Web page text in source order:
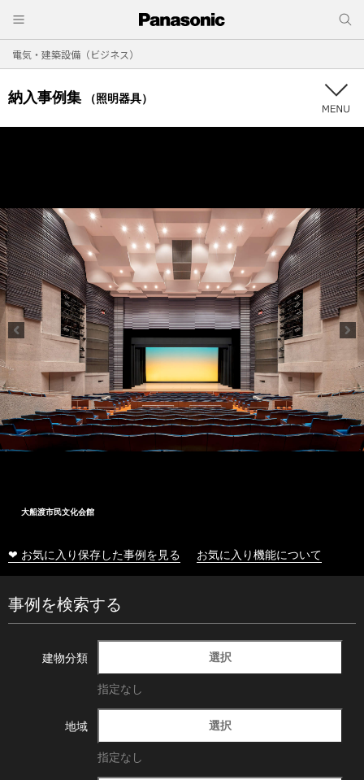
電気・建築設備（ビジネス）
納入事例集 （照明器具）
大船渡市民文化会館
❤ お気に入り保存した事例を見る お気に入り機能について
事例を検索する
建物分類 選択
指定なし
地域 選択
指定なし